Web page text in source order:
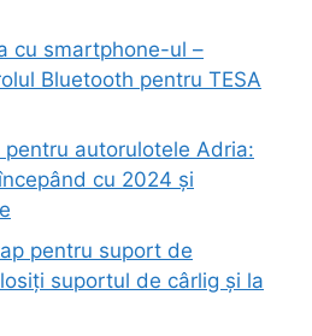
cu smartphone-ul –
Bluetooth pentru TESA
autorulotele Adria:
cu 2024 și
pentru suport de
suportul de cârlig și la